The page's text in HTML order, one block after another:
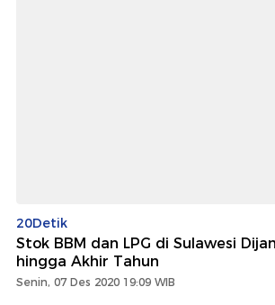
20Detik
Stok BBM dan LPG di Sulawesi
hingga Akhir Tahun
Senin, 07 Des 2020 19:09 WIB